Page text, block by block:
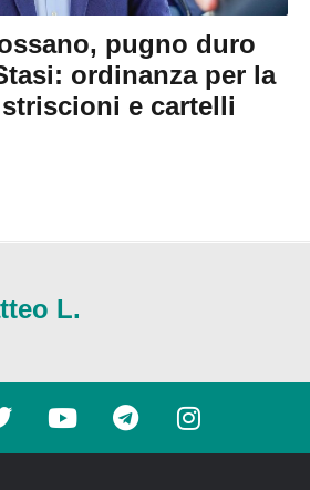
pugno duro
ordinanza per la
e cartelli
L.